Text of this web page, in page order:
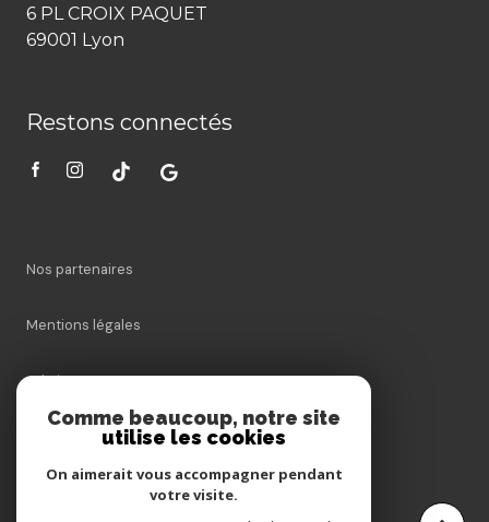
6 PL CROIX PAQUET
69001 Lyon
Restons connectés
Nos partenaires
Mentions légales
Admin
Nos honoraires
Comme beaucoup, notre site
utilise les cookies
On aimerait vous accompagner pendant
votre visite.